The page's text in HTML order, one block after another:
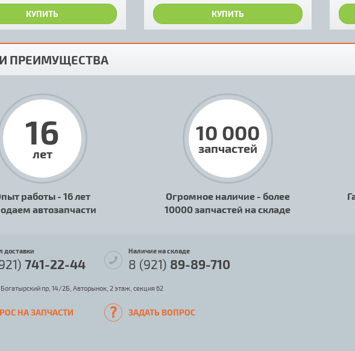
КУПИТЬ КУПИТЬ
ПРЕИМУЩЕСТВА
16
лет
работы - 16 лет
автозапчасти
10 000
запчастей
Огромное наличие - более
10000 запчастей на складе
доставки
741-22-44
Наличие на складе
8 (921) 89-89-710
пр, 14/2Б, Авторынок, 2 этаж, секция 62
НА ЗАПЧАСТИ ЗАДАТЬ ВОПРОС